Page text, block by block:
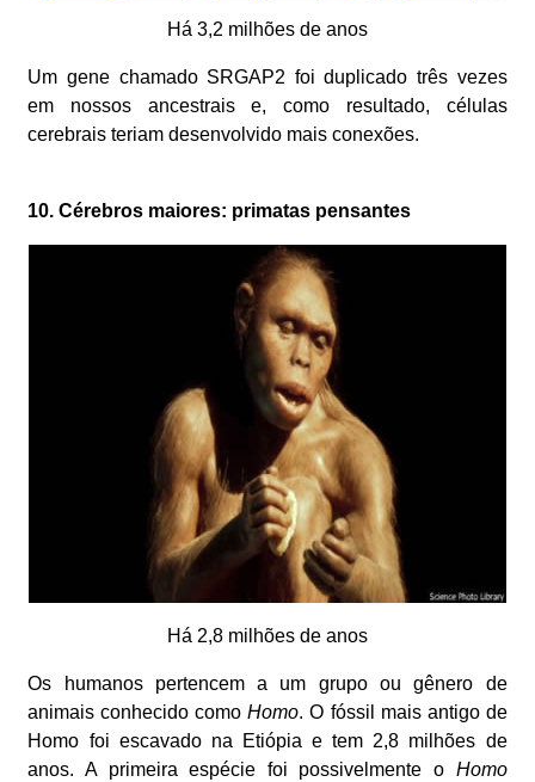
Há 3,2 milhões de anos
Um gene chamado SRGAP2 foi duplicado três vezes
em nossos ancestrais e, como resultado, células
cerebrais teriam desenvolvido mais conexões.
10. Cérebros maiores: primatas pensantes
Há 2,8 milhões de anos
Os humanos pertencem a um grupo ou gênero de
animais conhecido comoHomo. O fóssil mais antigo de
Homo foi escavado na Etiópia e tem 2,8 milhões de
anos. A primeira espécie foi possivelmente o Homo